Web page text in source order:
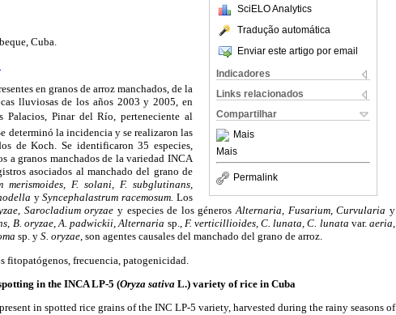
SciELO Analytics
Tradução automática
Enviar este artigo por email
Indicadores
Links relacionados
Compartilhar
Mais
Mais
Permalink
Cuba.
en granos de arroz manchados, de la
lluviosas de los años 2003 y 2005, en
Pinar del Río, perteneciente al
determinó la incidencia y se realizaron las
de Koch. Se identificaron 35 especies,
a granos manchados de la variedad INCA
asociados al manchado del grano de
merismoides, F. solani, F. subglutinans,
ySyncephalastrum racemosum. Los
, Sarocladium oryzae y especies de los génerosAlternaria, Fusarium,Curvularia y
, B. oryzae, A. padwickii, Alternaria sp., F. verticillioides, C. lunata, C. lunata var.aeria,
sp. y S. oryzae, son agentes causales del manchado del grano de arroz.
fitopatógenos, frecuencia, patogenicidad.
in the INCA LP-5 (Oryza sativaL.) variety of rice in Cuba
in spotted rice grains of the INC LP-5 variety, harvested during the rainy seasons of